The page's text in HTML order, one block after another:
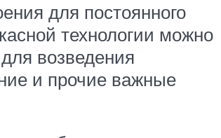
для постоянного
технологии можно
возведения
и прочие важные